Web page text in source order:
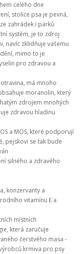
celého dne
stolice psa je pevná,
zahrádek i parků
systém, je to zdroj
navíc zklidňuje vašemu
mimo to je
pro zdravou a
má mnoho
moranolin, který
zdrojem mnohých
zdravou hladinu
a MOS, které podporují
pejskovi se tak bude
silného a zdravého
konzervanty a
vitamínu E a
místních
která zaručuje
čerstvého masa -
krmiva pro psy